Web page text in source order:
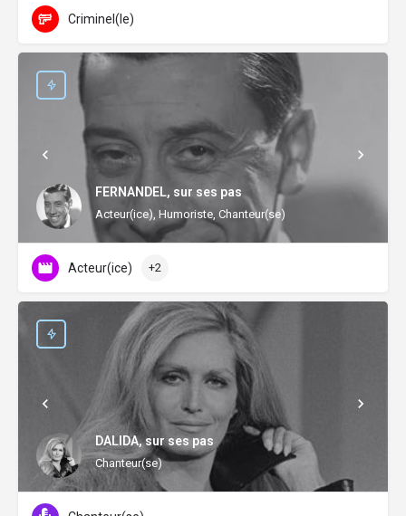
Criminel(le)
FERNANDEL, sur ses pas
Acteur(ice), Humoriste, Chanteur(se)
Acteur(ice) +2
DALIDA, sur ses pas
Chanteur(se)